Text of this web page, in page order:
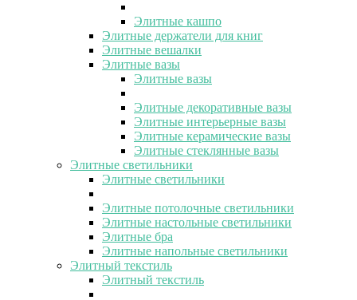
Элитные кашпо
Элитные держатели для книг
Элитные вешалки
Элитные вазы
Элитные вазы
Элитные декоративные вазы
Элитные интерьерные вазы
Элитные керамические вазы
Элитные стеклянные вазы
Элитные светильники
Элитные светильники
Элитные потолочные светильники
Элитные настольные светильники
Элитные бра
Элитные напольные светильники
Элитный текстиль
Элитный текстиль